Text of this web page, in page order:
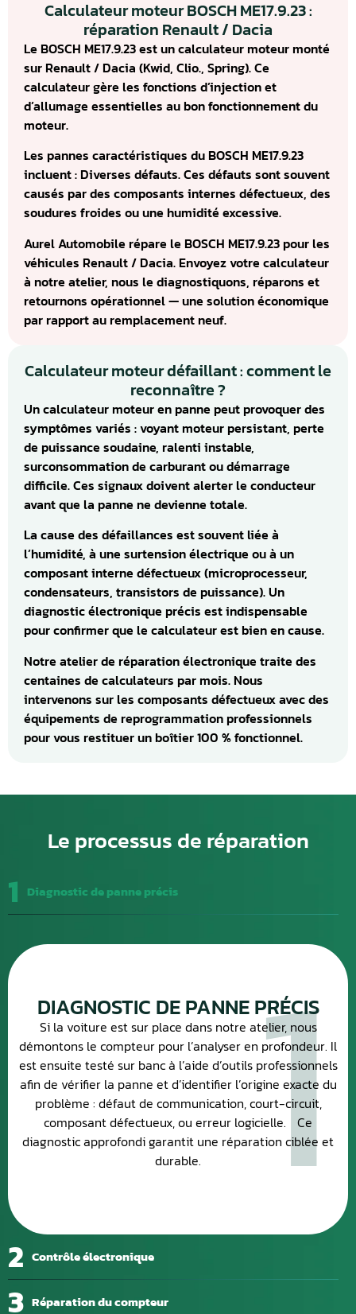
Calculateur moteur BOSCH ME17.9.23 :
réparation Renault / Dacia
Le BOSCH ME17.9.23 est un calculateur moteur monté
sur Renault / Dacia (Kwid, Clio., Spring). Ce
calculateur gère les fonctions d’injection et
d’allumage essentielles au bon fonctionnement du
moteur.
Les pannes caractéristiques du BOSCH ME17.9.23
incluent : Diverses défauts. Ces défauts sont souvent
causés par des composants internes défectueux, des
soudures froides ou une humidité excessive.
Aurel Automobile répare le BOSCH ME17.9.23 pour les
véhicules Renault / Dacia. Envoyez votre calculateur
à notre atelier, nous le diagnostiquons, réparons et
retournons opérationnel — une solution économique
par rapport au remplacement neuf.
Calculateur moteur défaillant : comment le
reconnaître ?
Un calculateur moteur en panne peut provoquer des
symptômes variés : voyant moteur persistant, perte
de puissance soudaine, ralenti instable,
surconsommation de carburant ou démarrage
difficile. Ces signaux doivent alerter le conducteur
avant que la panne ne devienne totale.
La cause des défaillances est souvent liée à
l’humidité, à une surtension électrique ou à un
composant interne défectueux (microprocesseur,
condensateurs, transistors de puissance). Un
diagnostic électronique précis est indispensable
pour confirmer que le calculateur est bien en cause.
Notre atelier de réparation électronique traite des
centaines de calculateurs par mois. Nous
intervenons sur les composants défectueux avec des
équipements de reprogrammation professionnels
pour vous restituer un boîtier 100 % fonctionnel.
Le processus de réparation
1 Diagnostic de panne précis
2 Contrôle électronique
3 Réparation du compteur
1
DIAGNOSTIC DE PANNE PRÉCIS
Si la voiture est sur place dans notre atelier, nous
démontons le compteur pour l’analyser en profondeur. Il
est ensuite testé sur banc à l’aide d’outils professionnels
afin de vérifier la panne et d’identifier l’origine exacte du
problème : défaut de communication, court-circuit,
composant défectueux, ou erreur logicielle. Ce
diagnostic approfondi garantit une réparation ciblée et
durable.